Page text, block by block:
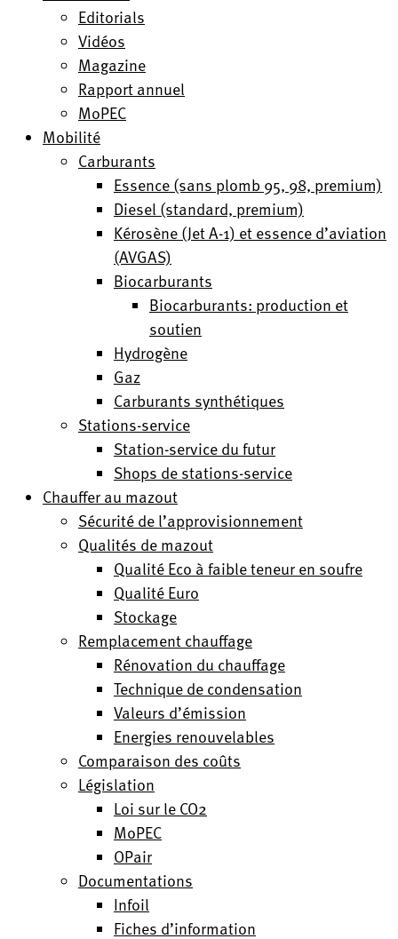
Editorials
Vidéos
Magazine
Rapport annuel
MoPEC
Mobilité
Carburants
Essence (sans plomb 95, 98, premium)
Diesel (standard, premium)
Kérosène (Jet A-1) et essence d’aviation
(AVGAS)
Biocarburants
Biocarburants: production et
soutien
Hydrogène
Gaz
Carburants synthétiques
Stations-service
Station-service du futur
Shops de stations-service
Chauffer au mazout
Sécurité de l’approvisionnement
Qualités de mazout
Qualité Eco à faible teneur en soufre
Qualité Euro
Stockage
Remplacement chauffage
Rénovation du chauffage
Technique de condensation
Valeurs d’émission
Energies renouvelables
Comparaison des coûts
Législation
Loi sur le CO2
MoPEC
OPair
Documentations
Infoil
Fiches d’information